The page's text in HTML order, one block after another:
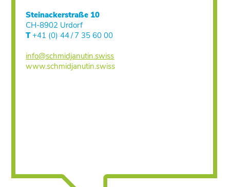
Steinackerstraße 10
CH-8902 Urdorf
T+41 (0) 44 / 7 35 60 00
info@schmidjanutin.swiss
www.schmidjanutin.swiss